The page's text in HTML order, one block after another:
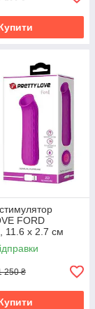
FORD
11.6 х 2.7 см
250 ₴